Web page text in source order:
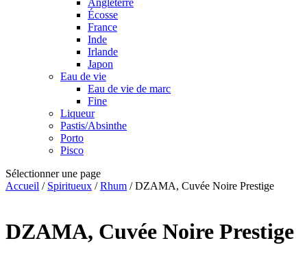
Angleterre
Écosse
France
Inde
Irlande
Japon
Eau de vie
Eau de vie de marc
Fine
Liqueur
Pastis/Absinthe
Porto
Pisco
Sélectionner une page
Accueil / Spiritueux /Rhum / DZAMA, Cuvée Noire Prestige
DZAMA, Cuvée Noire Prestige